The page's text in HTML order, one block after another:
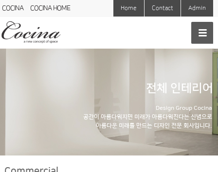
COCINA COCINA HOME Home Contact Admin
전체 인테리어
Design Group Cocina
공간이 아름다워지면 미래가 아름다워진다는 신념으로
아름다운 미래를 만드는 디자인 전문 회사입니다.